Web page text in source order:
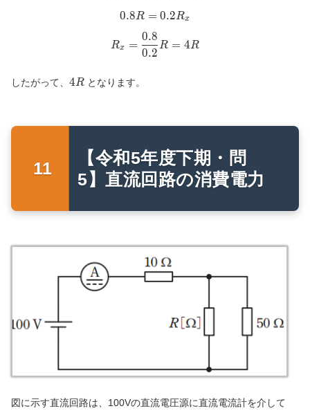
0.8R = 0.2R_x
0.8R = 0.2Rx
R_x = \frac{0.8}{0.2} R =
Rx =
0.2
0.8
R = 4R
したがって、 4R
4R となります。
【令和5年度下期・問
5】直流回路の消費電力
図に示す直流回路は、100Vの直流電圧源に直流電流計を介して